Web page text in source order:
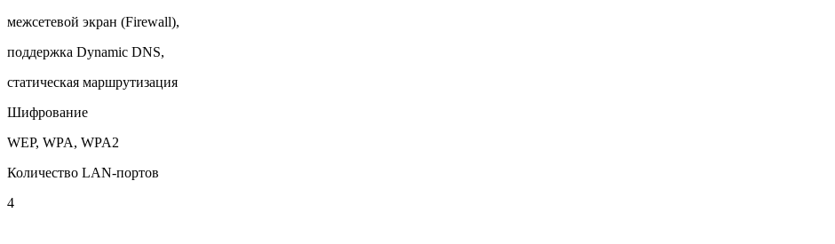
межсетевой экран (Firewall),
поддержка Dynamic DNS,
статическая маршрутизация
Шифрование
WEP, WPA, WPA2
Количество LAN-портов
4